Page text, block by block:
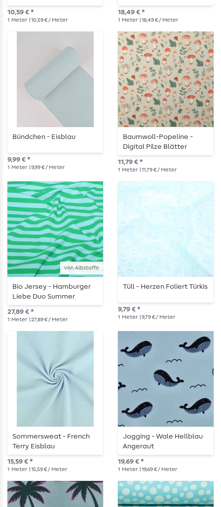
10,59 € *
1 Meter | 10,59 € / Meter
Jacquard Quadrate Ecru
Türkis
18,49 € *
1 Meter | 18,49 € / Meter
Bündchen - Eisblau
9,99 € *
1 Meter | 9,99 € / Meter
Baumwoll-Popeline -
Digital Pilze Blätter
Hellblau
11,79 € *
1 Meter | 11,79 € / Meter
von Albstoffe
Bio Jersey - Hamburger
Liebe Duo Summer
Stripes Türkis Grün
27,89 € *
1 Meter | 27,89 € / Meter
Tüll - Herzen Foliert Türkis
9,79 € *
1 Meter | 9,79 € / Meter
Sommersweat - French
Terry Eisblau
15,59 € *
1 Meter | 15,59 € / Meter
Jogging - Wale Hellblau
Angeraut
19,69 € *
1 Meter | 19,69 € / Meter